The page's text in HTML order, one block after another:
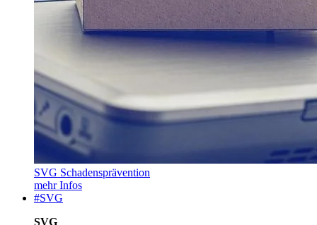
SVG Schadensprävention
mehr Infos
#SVG
SVG